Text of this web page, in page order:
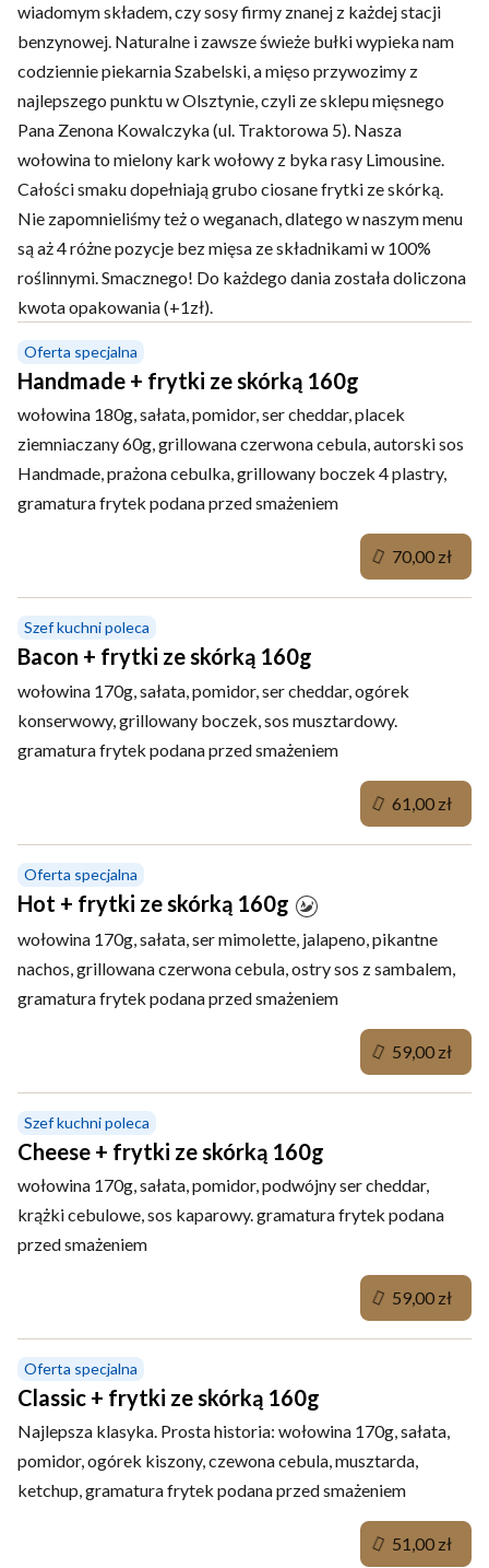
wiadomym składem, czy sosy firmy znanej z każdej stacji
benzynowej. Naturalne i zawsze świeże bułki wypieka nam
codziennie piekarnia Szabelski, a mięso przywozimy z
najlepszego punktu w Olsztynie, czyli ze sklepu mięsnego
Pana Zenona Kowalczyka (ul. Traktorowa 5). Nasza
wołowina to mielony kark wołowy z byka rasy Limousine.
Całości smaku dopełniają grubo ciosane frytki ze skórką.
Nie zapomnieliśmy też o weganach, dlatego w naszym menu
są aż 4 różne pozycje bez mięsa ze składnikami w 100%
roślinnymi. Smacznego! Do każdego dania została doliczona
kwota opakowania (+1zł).
Oferta specjalna
Handmade + frytki ze skórką 160g
wołowina 180g, sałata, pomidor, ser cheddar, placek
ziemniaczany 60g, grillowana czerwona cebula, autorski sos
Handmade, prażona cebulka, grillowany boczek 4 plastry,
gramatura frytek podana przed smażeniem
Szef kuchni poleca
Bacon + frytki ze skórką 160g
wołowina 170g, sałata, pomidor, ser cheddar, ogórek
konserwowy, grillowany boczek, sos musztardowy.
gramatura frytek podana przed smażeniem
Oferta specjalna
Hot + frytki ze skórką 160g
wołowina 170g, sałata, ser mimolette, jalapeno, pikantne
nachos, grillowana czerwona cebula, ostry sos z sambalem,
gramatura frytek podana przed smażeniem
Szef kuchni poleca
Cheese + frytki ze skórką 160g
wołowina 170g, sałata, pomidor, podwójny ser cheddar,
krążki cebulowe, sos kaparowy. gramatura frytek podana
przed smażeniem
Oferta specjalna
Classic + frytki ze skórką 160g
Najlepsza klasyka. Prosta historia: wołowina 170g, sałata,
pomidor, ogórek kiszony, czewona cebula, musztarda,
ketchup, gramatura frytek podana przed smażeniem